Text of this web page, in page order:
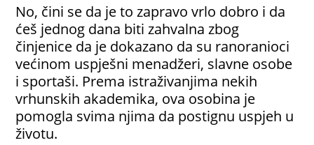
No, čini se da je to zapravo vrlo dobro i da
ćeš jednog dana biti zahvalna zbog
činjenice da je dokazano da su ranoranioci
većinom uspješni menadžeri, slavne osobe
i sportaši. Prema istraživanjima nekih
vrhunskih akademika, ova osobina je
pomogla svima njima da postignu uspjeh u
životu.